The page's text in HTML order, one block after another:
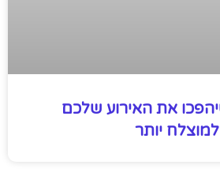
את האירוע שלכם
למוצלח יותר